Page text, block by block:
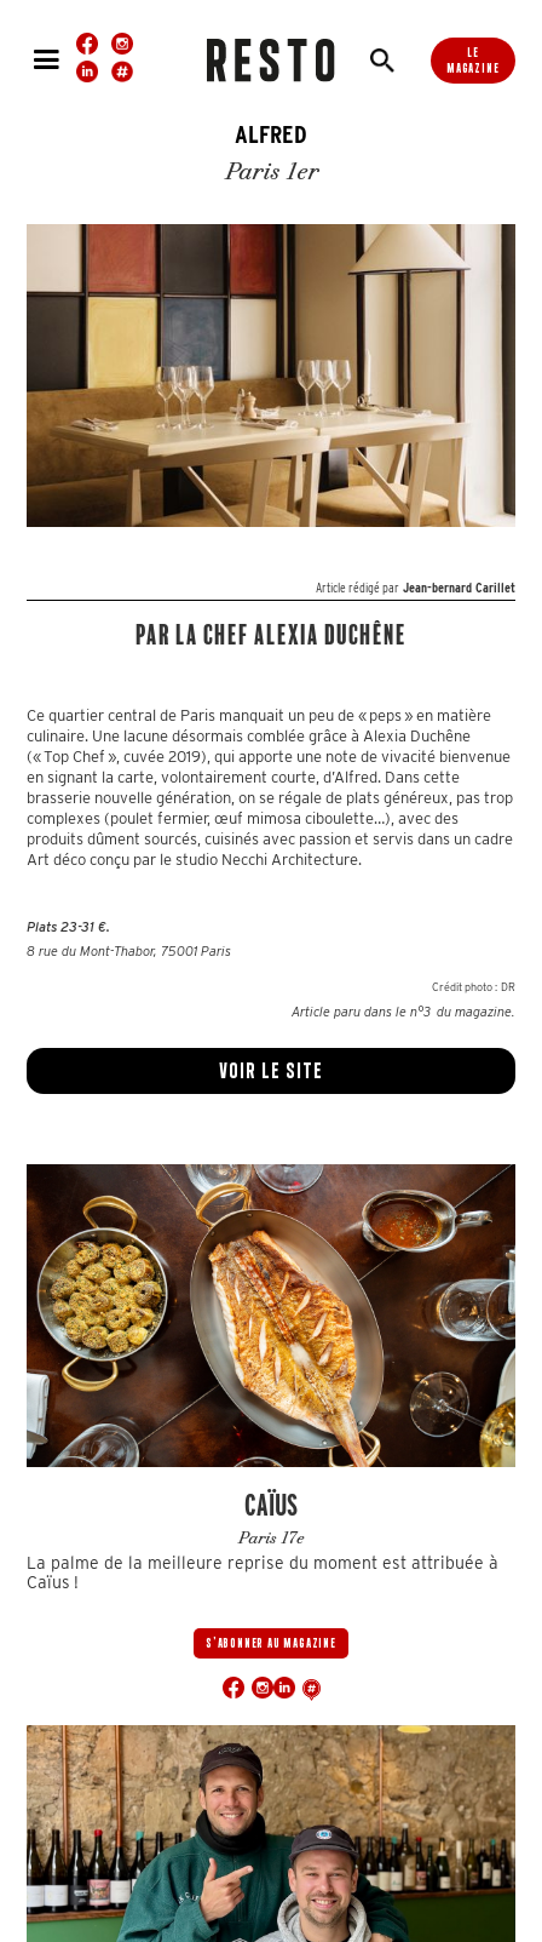
LE
MAGAZINE
ALFRED
Paris 1er
Article rédigé par Jean-bernard Carillet
Par la chef Alexia Duchêne
Ce quartier central de Paris manquait un peu de « peps » en matière
culinaire. Une lacune désormais comblée grâce à Alexia Duchêne
(« Top Chef », cuvée 2019), qui apporte une note de vivacité bienvenue
en signant la carte, volontairement courte, d’Alfred. Dans cette
brasserie nouvelle génération, on se régale de plats généreux, pas trop
complexes (poulet fermier, œuf mimosa ciboulette…), avec des
produits dûment sourcés, cuisinés avec passion et servis dans un cadre
Art déco conçu par le studio Necchi Architecture.
Plats 23-31 €.
8 rue du Mont-Thabor, 75001 Paris
Crédit photo : DR
Article paru dans le n°3 du magazine.
Voir le site
CAÏUS
Paris 17e
La palme de la meilleure reprise du moment est attribuée à
Caïus !
S'ABONNER AU MAGAZINE